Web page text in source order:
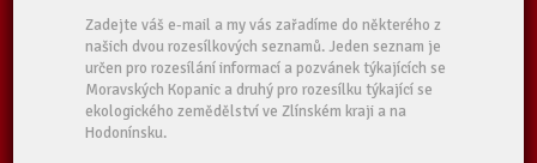
Zadejte váš e-mail a my vás zařadíme do některého z
našich dvou rozesílkových seznamů. Jeden seznam je
určen pro rozesílání informací a pozvánek týkajících se
Moravských Kopanic a druhý pro rozesílku týkající se
ekologického zemědělství ve Zlínském kraji a na
Hodonínsku.